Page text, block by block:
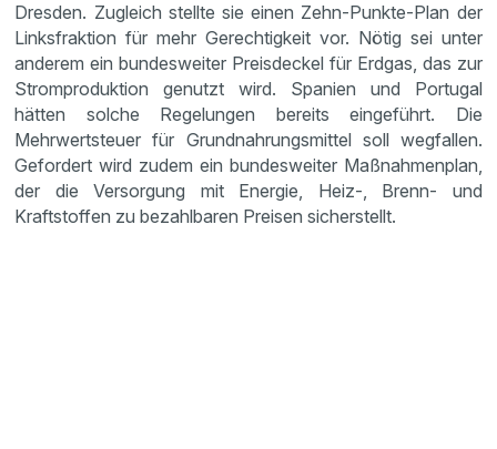
Dresden. Zugleich stellte sie einen Zehn-Punkte-Plan der
Linksfraktion für mehr Gerechtigkeit vor. Nötig sei unter
anderem ein bundesweiter Preisdeckel für Erdgas, das zur
Stromproduktion genutzt wird. Spanien und Portugal
hätten solche Regelungen bereits eingeführt. Die
Mehrwertsteuer für Grundnahrungsmittel soll wegfallen.
Gefordert wird zudem ein bundesweiter Maßnahmenplan,
der die Versorgung mit Energie, Heiz-, Brenn- und
Kraftstoffen zu bezahlbaren Preisen sicherstellt.